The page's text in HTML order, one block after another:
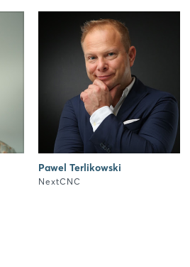
Pawel Terlikowski
NextCNC